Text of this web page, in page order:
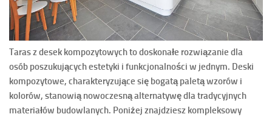
Taras z desek kompozytowych to doskonałe rozwiązanie dla
osób poszukujących estetyki i funkcjonalności w jednym. Deski
kompozytowe, charakteryzujące się bogatą paletą wzorów i
kolorów, stanowią nowoczesną alternatywę dla tradycyjnych
materiałów budowlanych. Poniżej znajdziesz kompleksowy